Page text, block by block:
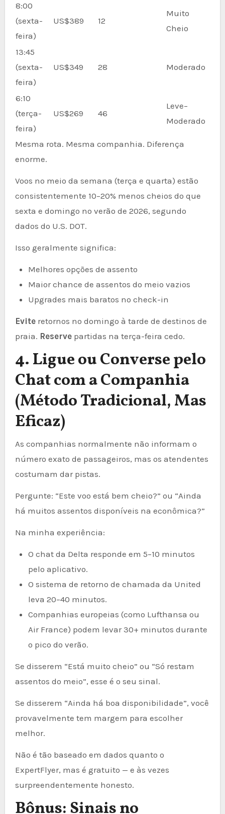
8:00
(sexta-
feira)
US$389 12
Muito
Cheio
13:45
(sexta-
feira)
US$349 28 Moderado
6:10
(terça-
feira)
US$269 46
Leve–
Moderado
Mesma rota. Mesma companhia. Diferença
enorme.
Voos no meio da semana (terça e quarta) estão
consistentemente 10–20% menos cheios do que
sexta e domingo no verão de 2026, segundo
dados do U.S. DOT.
Isso geralmente significa:
Melhores opções de assento
Maior chance de assentos do meio vazios
Upgrades mais baratos no check-in
Eviteretornos no domingo à tarde de destinos de
praia. Reservepartidas na terça-feira cedo.
4. Ligue ou Converse pelo
Chat com a Companhia
(Método Tradicional, Mas
Eficaz)
As companhias normalmente não informam o
número exato de passageiros, mas os atendentes
costumam dar pistas.
Pergunte: “Este voo está bem cheio?” ou “Ainda
há muitos assentos disponíveis na econômica?”
Na minha experiência:
O chat da Delta responde em 5–10 minutos
pelo aplicativo.
O sistema de retorno de chamada da United
leva 20–40 minutos.
Companhias europeias (como Lufthansa ou
Air France) podem levar 30+ minutos durante
o pico do verão.
Se disserem “Está muito cheio” ou “Só restam
assentos do meio”, esse é o seu sinal.
Se disserem “Ainda há boa disponibilidade”, você
provavelmente tem margem para escolher
melhor.
Não é tão baseado em dados quanto o
ExpertFlyer, mas é gratuito — e às vezes
surpreendentemente honesto.
Bônus: Sinais no